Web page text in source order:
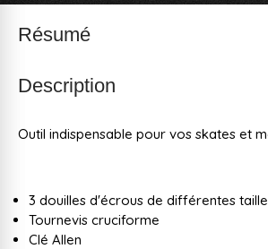
Résumé
Description
Outil indispensable pour vos skates et
3 douilles d'écrous de différentes
Tournevis cruciforme
Clé Allen